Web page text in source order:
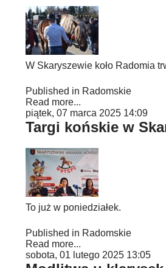
W Skaryszewie koło Radomia
Published in Radomskie
Read more...
piątek, 07 marca 2025 14:09
Targi końskie w
To już w poniedziałek.
Published in Radomskie
Read more...
sobota, 01 lutego 2025 13:05